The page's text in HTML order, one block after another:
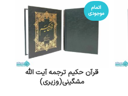
اتمام
موجودی
قرآن حکیم ترجمه آیت الله
مشگینی(وزیری)